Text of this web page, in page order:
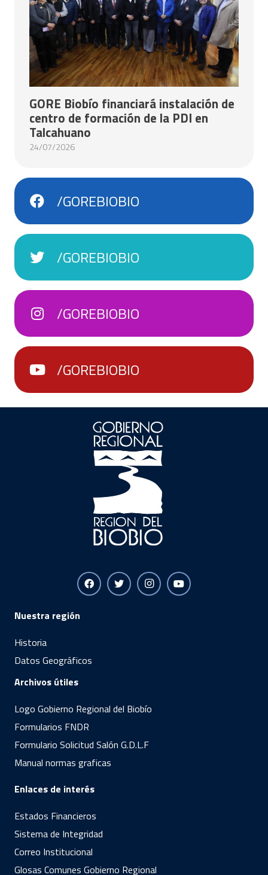
GORE Biobío financiará instalación de
centro de formación de la PDI en
Talcahuano
24/07/2026
/GOREBIOBIO
/GOREBIOBIO
/GOREBIOBIO
/GOREBIOBIO
Nuestra región
Historia
Datos Geográficos
Archivos útiles
Logo Gobierno Regional del Biobío
Formularios FNDR
Formulario Solicitud Salón G.D.L.F
Manual normas graficas
Enlaces de interés
Estados Financieros
Sistema de Integridad
Correo Institucional
Glosas Comunes Gobierno Regional